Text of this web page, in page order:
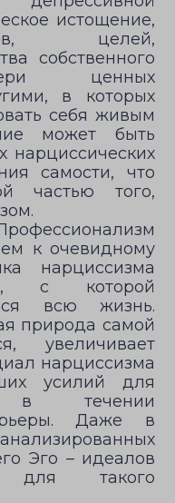
истощение,
целей,
собственного
ценных
в которых
себя живым
может быть
нарциссических
самости, что
частью того,
к очевидному
нарциссизма
с которой
всю жизнь.
природа самой
увеличивает
нарциссизма
усилий для
в течении
Даже в
Эго – идеалов
для такого